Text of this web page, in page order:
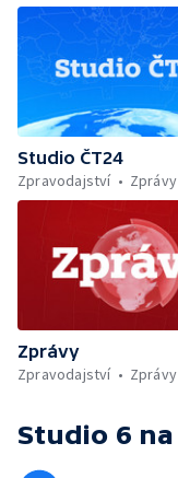
Studio ČT24
Zpravodajství
Zprávy
Zprávy
Zpravodajství
Zprávy
Studio 6